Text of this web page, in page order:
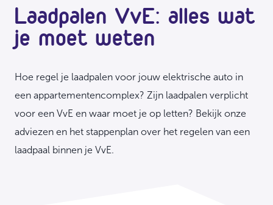
Laadpalen VvE: alles wat
je moet weten
Hoe regel je laadpalen voor jouw elektrische auto in
een appartementencomplex? Zijn laadpalen verplicht
voor een VvE en waar moet je op letten? Bekijk onze
adviezen en het stappenplan over het regelen van een
laadpaal binnen je VvE.